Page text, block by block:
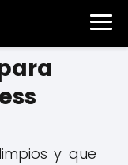
y que